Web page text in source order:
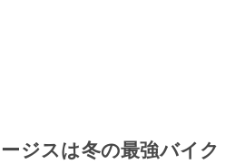
ジスは冬の最強バイク